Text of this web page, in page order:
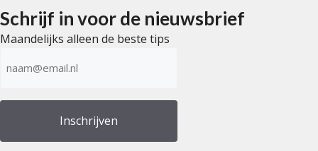
meerdaagse
bergwandeltocht:
goed
op
Schrijf in voor de nieuwsbrief
Maandelijks alleen de beste tips
mailadres